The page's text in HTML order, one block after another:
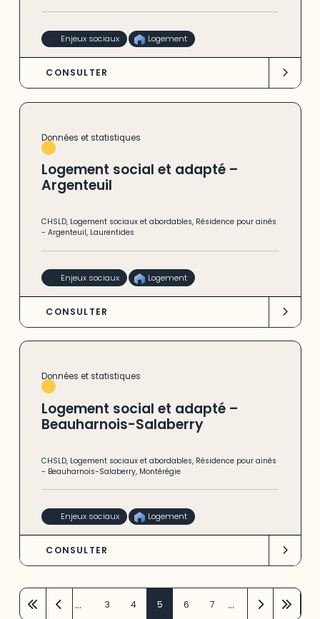
Enjeux sociaux Logement
CONSULTER
Données et statistiques
Logement social et adapté –
Argenteuil
CHSLD, Logement sociaux et abordables, Résidence pour ainés
-Argenteuil, Laurentides
Enjeux sociaux Logement
CONSULTER
Données et statistiques
Logement social et adapté –
Beauharnois-Salaberry
CHSLD, Logement sociaux et abordables, Résidence pour ainés
- Beauharnois-Salaberry, Montérégie
Enjeux sociaux Logement
CONSULTER
… 3 4 5 6 7 …